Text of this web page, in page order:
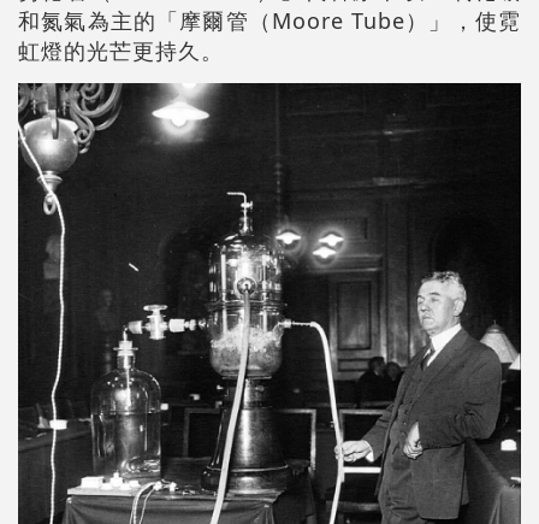
和氮氣為主的「摩爾管（Moore Tube）」，使霓
虹燈的光芒更持久。